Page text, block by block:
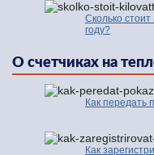
Сколько стоит
году?
О счетчиках на
Как передать
Как